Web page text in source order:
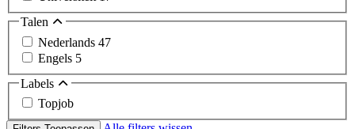
Talen
Nederlands 47
Engels 5
Labels
Topjob